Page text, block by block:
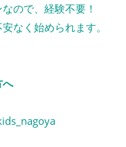
ので、経験不要！
なく始められます。
へ